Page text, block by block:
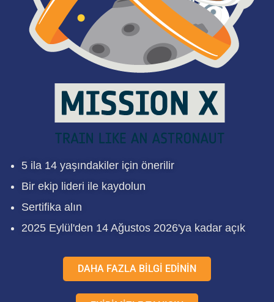
5 ila 14 yaşındakiler için önerilir
Bir ekip lideri ile kaydolun
Sertifika alın
2025 Eylül'den 14 Ağustos 2026'ya kadar açık
DAHA FAZLA BİLGİ EDİNİN